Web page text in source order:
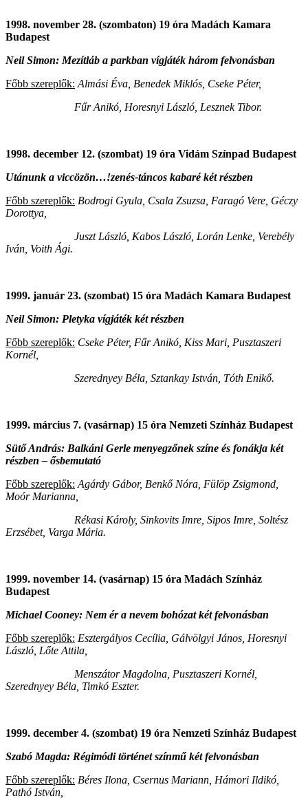
1998. november 28. (szombaton) 19 óra Madách Kamara
Budapest
Neil Simon: Mezítláb a parkban vígjáték három felvonásban
Főbb szereplők: Almási Éva, Benedek Miklós, Cseke Péter,
Fűr Anikó, Horesnyi László, Lesznek Tibor.
1998. december 12. (szombat) 19 óra Vidám Színpad Budapest
Utánunk a viccözön…!zenés-táncos kabaré két részben
Főbb szereplők: Bodrogi Gyula, Csala Zsuzsa, Faragó Vere, Géczy
Dorottya,
Juszt László, Kabos László, Lorán Lenke, Verebély
Iván, Voith Ági.
1999. január 23. (szombat) 15 óra Madách Kamara Budapest
Neil Simon: Pletyka vígjáték két részben
Főbb szereplők: Cseke Péter, Fűr Anikó, Kiss Mari, Pusztaszeri
Kornél,
Szerednyey Béla, Sztankay István, Tóth Enikő.
1999. március 7. (vasárnap) 15 óra Nemzeti Színház Budapest
Sütő András: Balkáni Gerle menyegzőnek színe és fonákja két
részben – ősbemutató
Főbb szereplők: Agárdy Gábor, Benkő Nóra, Fülöp Zsigmond,
Moór Marianna,
Rékasi Károly, Sinkovits Imre, Sipos Imre, Soltész
Erzsébet, Varga Mária.
1999. november 14. (vasárnap) 15 óra Madách Színház
Budapest
Michael Cooney: Nem ér a nevem bohózat két felvonásban
Főbb szereplők: Esztergályos Cecília, Gálvölgyi János, Horesnyi
László, Lőte Attila,
Menszátor Magdolna, Pusztaszeri Kornél,
Szerednyey Béla, Timkó Eszter.
1999. december 4. (szombat) 19 óra Nemzeti Színház Budapest
Szabó Magda: Régimódi történet színmű két felvonásban
Főbb szereplők: Béres Ilona, Csernus Mariann, Hámori Ildikó,
Pathó István,